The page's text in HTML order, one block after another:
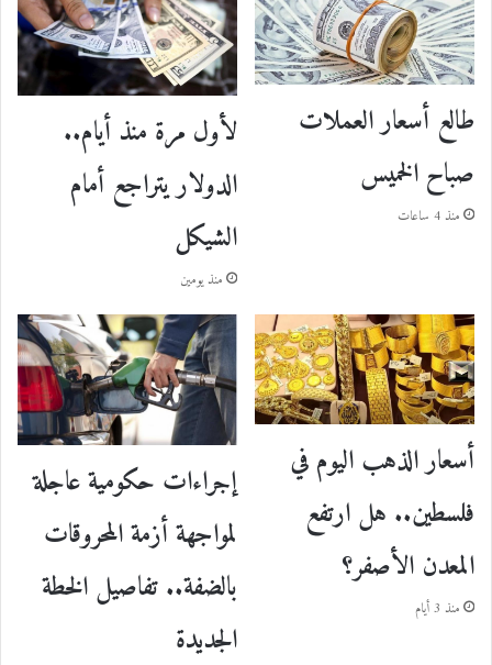
طالع أسعار العملات
صباح الخميس
منذ 4 ساعات
لأول مرة منذ أيام..
الدولار يتراجع أمام
الشيكل
منذ يومين
أسعار الذهب اليوم في
فلسطين.. هل ارتفع
المعدن الأصفر؟
منذ 3 أيام
إجراءات حكومية عاجلة
لمواجهة أزمة المحروقات
بالضفة.. تفاصيل الخطة
الجديدة